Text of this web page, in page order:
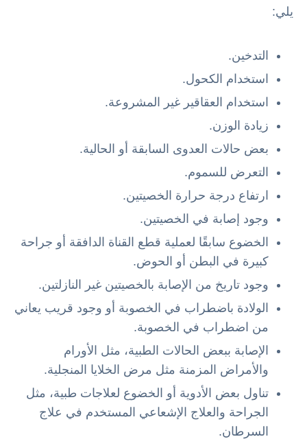
يلي:
التدخين.
استخدام الكحول.
استخدام العقاقير غير المشروعة.
زيادة الوزن.
بعض حالات العدوى السابقة أو الحالية.
التعرض للسموم.
ارتفاع درجة حرارة الخصيتين.
وجود إصابة في الخصيتين.
الخضوع سابقًا لعملية قطع القناة الدافقة أو جراحة
كبيرة في البطن أو الحوض.
وجود تاريخ من الإصابة بالخصيتين غير النازلتين.
الولادة باضطراب في الخصوبة أو وجود قريب يعاني
من اضطراب في الخصوبة.
الإصابة ببعض الحالات الطبية، مثل الأورام
والأمراض المزمنة مثل مرض الخلايا المنجلية.
تناول بعض الأدوية أو الخضوع لعلاجات طبية، مثل
الجراحة والعلاج الإشعاعي المستخدم في علاج
السرطان.